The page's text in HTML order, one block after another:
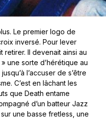
Le premier logo de
inversé. Pour lever
retirer. Il devenait ainsi au
une sorte d’hérétique au
l’accuser de s’être
C’est en lâchant les
que Death entame
d’un batteur Jazz
une basse fretless, une